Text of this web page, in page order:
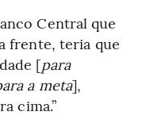
Central que
frente, teria que
[para
a meta],
cima.”